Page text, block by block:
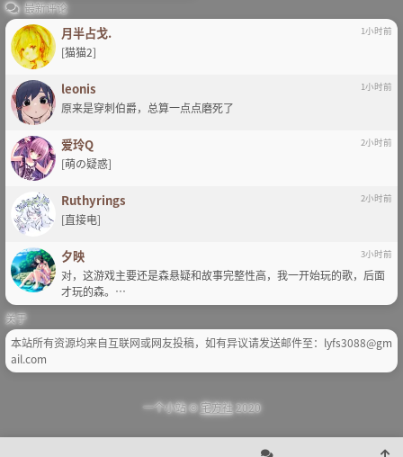
最新评论
月半占戈. 1小时前
[猫猫2]
leonis 1小时前
原来是穿刺伯爵，总算一点点磨死了
爱玲Q 2小时前
[萌の疑惑]
Ruthyrings 2小时前
[直接电]
夕映 3小时前
对，这游戏主要还是森悬疑和故事完整性高，我一开始玩的歌，后面
才玩的森。…
关于
本站所有资源均来自互联网或网友投稿，如有异议请发送邮件至：lyfs3088@gm
ail.com
一个小站 ©宅方社2020